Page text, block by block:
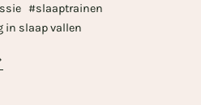
#slaaptrainen
in slaap vallen